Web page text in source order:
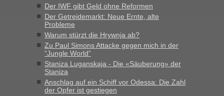
Recht, Visa und Dokumente • Deklaration
gebrauchter Kleidung beim Zoll
„Hallo Leute, ich weiß nicht, ob ich hier richtig bin mit meiner
Anfrage. Ich möchte 4 Umzugskartons mit gebrauchter
Straßen Kleidung bei der Einreise in die Ukraine
mitnehmen. Es ist gebrauchte Kleidung...“
Berichte und Reisetipps • Re: An welchem
Der IWF gibt Geld ohne Reformen
Der Getreidemarkt: Neue Ernte, alte
Probleme
Warum stürzt die Hrywnja ab?
Zu Paul Simons Attacke gegen mich in der
“Jungle World”
Staniza Luganskaja - Die «Säuberung» der
Staniza
Anschlag auf ein Schiff vor Odessa: Die Zahl
der Opfer ist gestiegen